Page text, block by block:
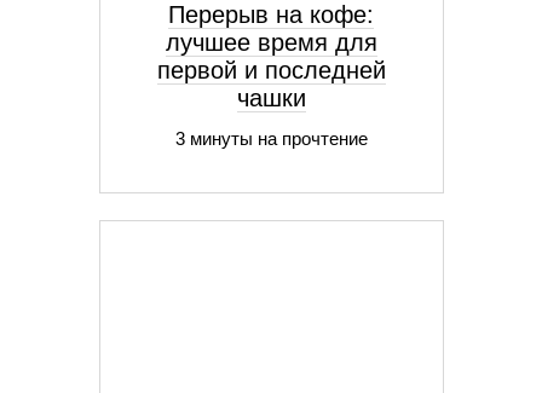
Перерыв на кофе:
лучшее время для
первой и последней
чашки
3 минуты на прочтение